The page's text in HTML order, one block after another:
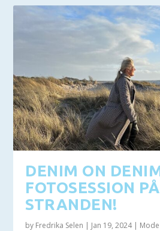
DENIM ON
FOTOSESSION PÅ
STRANDEN!
by Fredrika Selen | Jan 19, 2024| Mode